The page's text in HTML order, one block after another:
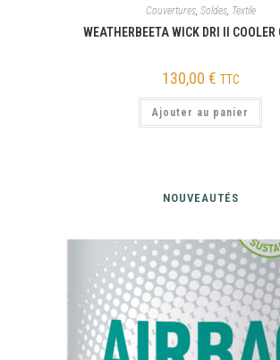
Couvertures, Soldes, Textile
WEATHERBEETA WICK DRI II COOLER
130,00 € TTC
Ajouter au panier
NOUVEAUTÉS